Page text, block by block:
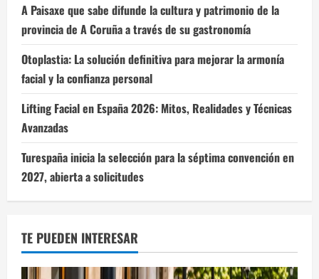
A Paisaxe que sabe difunde la cultura y patrimonio de la
provincia de A Coruña a través de su gastronomía
Otoplastia: La solución definitiva para mejorar la armonía
facial y la confianza personal
Lifting Facial en España 2026: Mitos, Realidades y Técnicas
Avanzadas
Turespaña inicia la selección para la séptima convención en
2027, abierta a solicitudes
TE PUEDEN INTERESAR